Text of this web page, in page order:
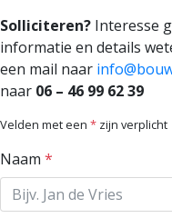
Solliciteren? Interesse
informatie en details
een mail naar
naar 06 – 46 99 62 39
Velden met een * zijn verplicht
Naam *